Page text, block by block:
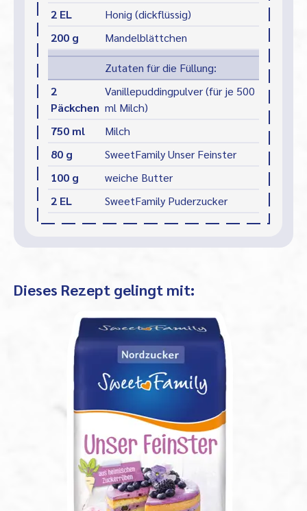
2 EL
Honig (dickflüssig)
200 g
Mandelblättchen
Zutaten für die Füllung:
2
Päckchen
Vanillepuddingpulver (für je 500
ml Milch)
750 ml
Milch
80 g
SweetFamily Unser Feinster
100 g
weiche Butter
2 EL
SweetFamily Puderzucker
Dieses Rezept gelingt mit: